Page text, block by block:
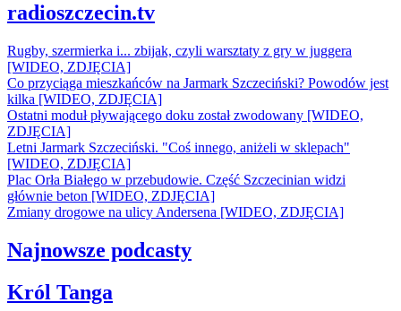
radioszczecin.tv
Rugby, szermierka i... zbijak, czyli warsztaty z gry w juggera
[WIDEO, ZDJĘCIA]
Co przyciąga mieszkańców na Jarmark Szczeciński? Powodów jest
kilka [WIDEO, ZDJĘCIA]
Ostatni moduł pływającego doku został zwodowany [WIDEO,
ZDJĘCIA]
Letni Jarmark Szczeciński. "Coś innego, aniżeli w sklepach"
[WIDEO, ZDJĘCIA]
Plac Orła Białego w przebudowie. Część Szczecinian widzi
głównie beton [WIDEO, ZDJĘCIA]
Zmiany drogowe na ulicy Andersena [WIDEO, ZDJĘCIA]
Najnowsze podcasty
Król Tanga